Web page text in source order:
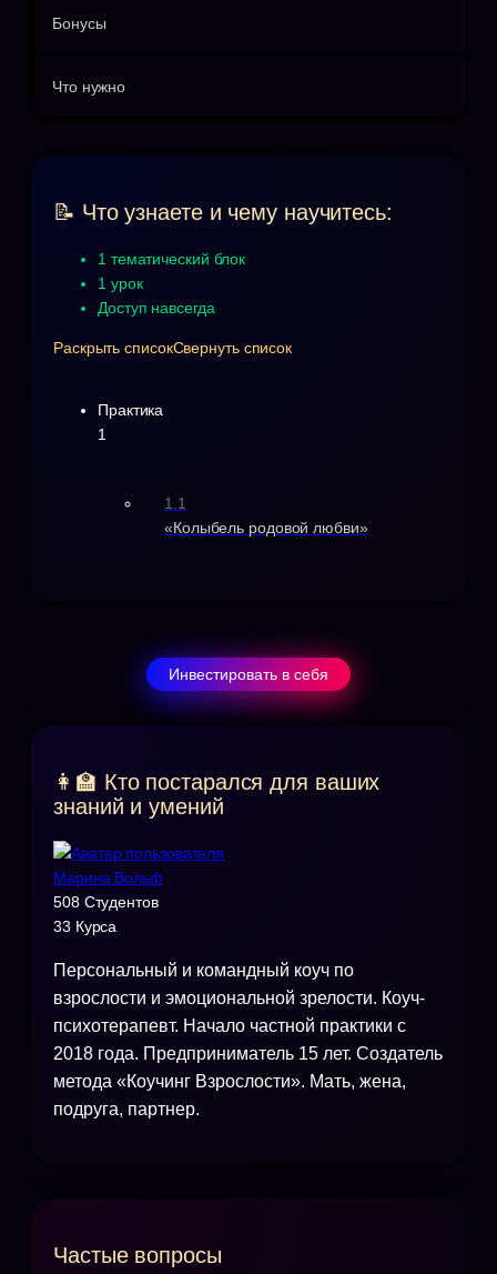
Бонусы
Что нужно
📝 Что узнаете и чему научитесь:
1 тематический блок
1 урок
Доступ навсегда
Раскрыть списокСвернуть список
Практика
1
1.1
«Колыбель родовой любви»
Инвестировать в себя
👩‍🏫 Кто постарался для ваших
знаний и умений
Марина Вольф
508 Студентов
33 Курса
Персональный и командный коуч по
взрослости и эмоциональной зрелости. Коуч-
психотерапевт. Начало частной практики с
2018 года. Предприниматель 15 лет. Создатель
метода «Коучинг Взрослости». Мать, жена,
подруга, партнер.
Частые вопросы